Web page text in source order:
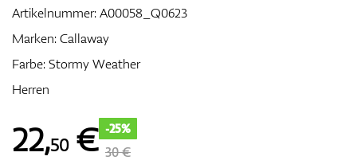
Entfernungsmesser & GPS
Artikelnummer:A00058_Q0623
Marken:Callaway
Farbe: Stormy Weather
Herren
22,50€ -25%
30 €